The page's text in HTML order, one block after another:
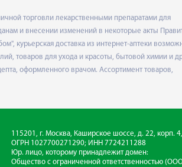
торговли лекарственными препаратами для
и внесении изменений в некоторые акты
курьерская доставка из интернет-аптеки
товаров для ухода и красоты, бытовой химии и
оформленного врачом. Ассортимент товаров,
115201, г. Москва, Каширское шоссе, д. 22, корп. 4,
ОГРН 1027700271290; ИНН 7724211288
Юр. лицо, которому принадлежит домен:
Общество с ограниченной ответственностью